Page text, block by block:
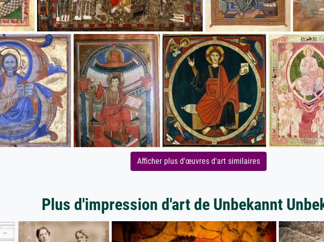
Afficher plus d'œuvres d'art similaires
Plus d'impression d'art de Unbekannt